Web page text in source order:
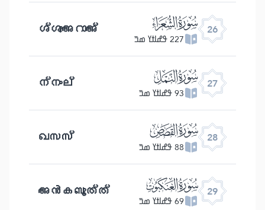
26 ﮦ
227 ߟߝߊߙߌ ߘߏ߫ ശ്ശുഅറാഅ്
27 ﮧ
93 ߟߝߊߙߌ ߘߏ߫ ന്നംല്
28 ﮨ
88 ߟߝߊߙߌ ߘߏ߫ ഖസസ്
29 ﮩ
69 ߟߝߊߙߌ ߘߏ߫ അൻകബൂത്ത്